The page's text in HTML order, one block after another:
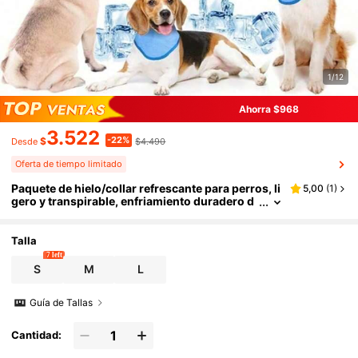
1/12
Ahorra $968
Desde $3.522 -22% $4.490
Oferta de tiempo limitado
Paquete de hielo/collar refrescante para perros, li
gero y transpirable, enfriamiento duradero d
cante para deportes, accesorios para mascotas, s
uministros para mascotas, almacenamiento port
átil, perro feliz, mi pequeño perro
5,00 (1)
Talla
S
7 left
M L
Guía de Tallas
Cantidad: